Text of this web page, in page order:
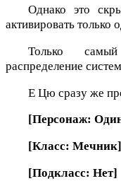
Однако это
активировать только
Только
распределение
Е Цю сразу же
[Персонаж:
[Класс: Мечник]
[Подкласс: Нет]